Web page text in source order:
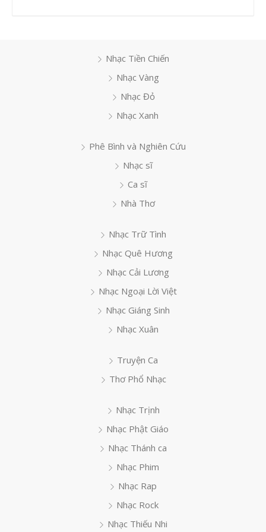
Nhạc Tiền Chiến
Nhạc Vàng
Nhạc Đỏ
Nhạc Xanh
Phê Bình và Nghiên Cứu
Nhạc sĩ
Ca sĩ
Nhà Thơ
Nhạc Trữ Tình
Nhạc Quê Hương
Nhạc Cải Lương
Nhạc Ngoại Lời Việt
Nhạc Giáng Sinh
Nhạc Xuân
Truyện Ca
Thơ Phổ Nhạc
Nhạc Trịnh
Nhạc Phật Giáo
Nhạc Thánh ca
Nhạc Phim
Nhạc Rap
Nhạc Rock
Nhạc Thiếu Nhi